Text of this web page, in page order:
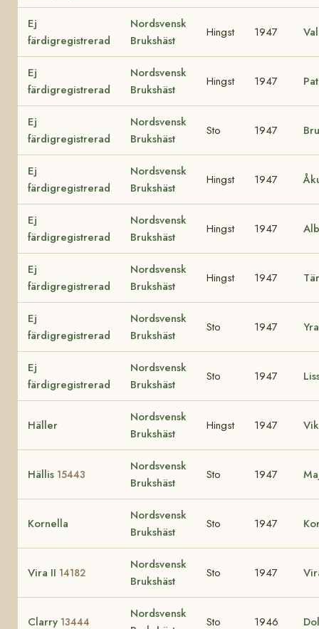
Ej
färdigregistrerad
Nordsvensk
Brukshäst
Hingst 1947
Ej
färdigregistrerad
Nordsvensk
Brukshäst
Hingst 1947
Ej
färdigregistrerad
Nordsvensk
Brukshäst
Sto 1947
Ej
färdigregistrerad
Nordsvensk
Brukshäst
Hingst 1947
Ej
färdigregistrerad
Nordsvensk
Brukshäst
Hingst 1947
Ej
färdigregistrerad
Nordsvensk
Brukshäst
Hingst 1947
Ej
färdigregistrerad
Nordsvensk
Brukshäst
Sto 1947
Ej
färdigregistrerad
Nordsvensk
Brukshäst
Sto 1947
Häller
Nordsvensk
Brukshäst
Hingst 1947
Hällis 15443
Nordsvensk
Brukshäst
Sto 1947
Kornella
Nordsvensk
Brukshäst
Sto 1947
Vira II 14182
Nordsvensk
Brukshäst
Sto 1947
Clarry 13444
Nordsvensk
Sto 1946